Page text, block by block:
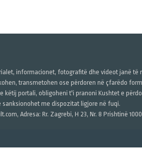
informacionet, fotografitë dhe videot janë të
transmetohen ose përdoren në çfarëdo
këtij portali, obligoheni t'i pranoni Kushtet e
me dispozitat ligjore në fuqi.
Adresa: Rr. Zagrebi, H 23, Nr. 8 Prishtinë